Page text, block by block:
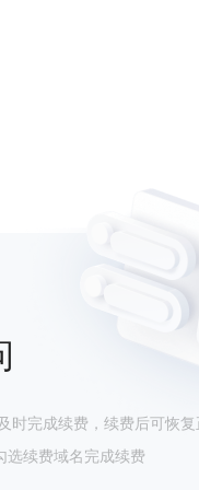
时完成续费，续费后可恢复
选续费域名完成续费